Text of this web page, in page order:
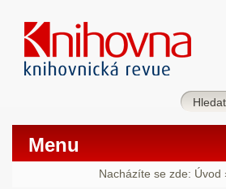
Menu
Nacházíte se zde: Úvod